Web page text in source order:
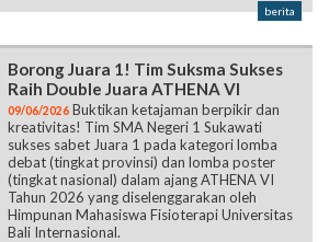
berita
Borong Juara 1! Tim Suksma Sukses
Raih Double Juara ATHENA VI
09/06/2026 Buktikan ketajaman berpikir dan
kreativitas! Tim SMA Negeri 1 Sukawati
sukses sabet Juara 1 pada kategori lomba
debat (tingkat provinsi) dan lomba poster
(tingkat nasional) dalam ajang ATHENA VI
Tahun 2026 yang diselenggarakan oleh
Himpunan Mahasiswa Fisioterapi Universitas
Bali Internasional.